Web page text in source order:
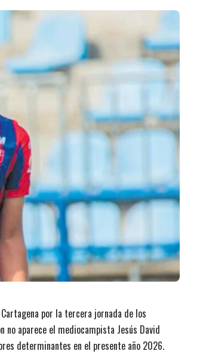
por la tercera jornada de los
no aparece el mediocampista Jesús David
determinantes en el presente año 2026.